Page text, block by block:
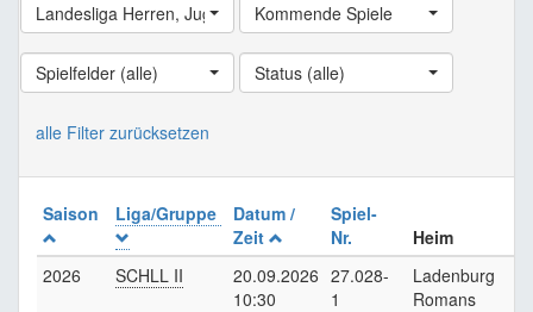
Landesliga Herren, Jugend Landesliga,Schüler Landesliga
Kommende Spiele
Spielfelder (alle) Status (alle)
alle Filter zurücksetzen
Saison Liga/Gruppe
Datum /
Zeit
Spiel-
Nr.
Heim
2026
SCHLL II
20.09.2026
10:30
27.028-
1
Ladenburg
Romans